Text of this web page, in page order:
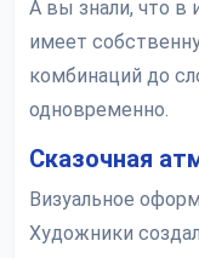
А вы знали, что в
имеет
комбинаций до
одновременно.
Сказочная
Визуальное
Художники